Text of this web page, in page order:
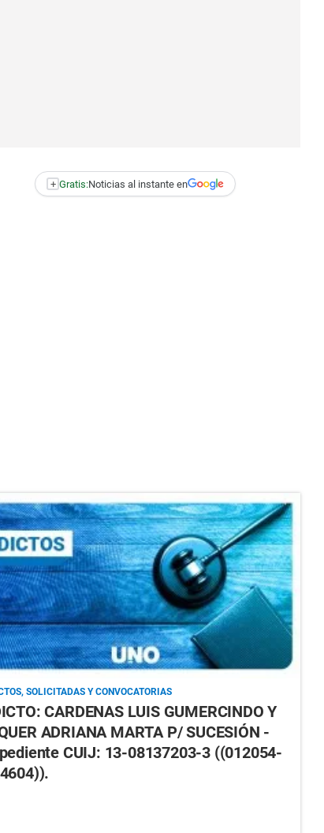
+ Gratis:Noticias al instante en
SOLICITADAS Y CONVOCATORIAS
CARDENAS LUIS GUMERCINDO Y
ADRIANA MARTA P/ SUCESIÓN -
CUIJ: 13-08137203-3 ((012054-